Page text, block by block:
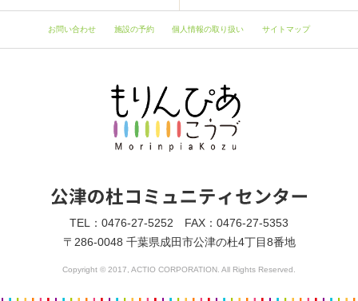
お問い合わせ 施設の予約 個人情報の取り扱い サイトマップ
TEL：0476-27-5252 FAX：0476-27-5353
〒286-0048 千葉県成田市公津の杜4丁目8番地
Copyright © 2017, ACTIO CORPORATION. All Rights Reserved.